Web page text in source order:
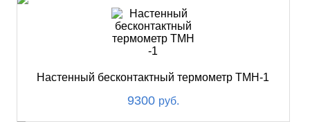
Настенный бесконтактный термометр ТМН-1
9300 руб.